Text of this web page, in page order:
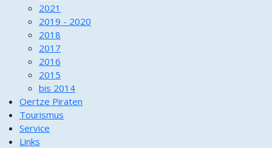
2021
2019 - 2020
2018
2017
2016
2015
bis 2014
Oertze Piraten
Tourismus
Service
Links